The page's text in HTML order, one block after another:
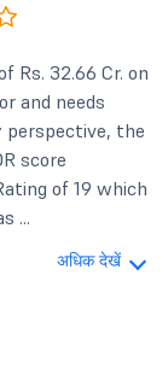
Rs. 32.66 Cr. on
and needs
perspective, the
score
of 19 which
...
अधिक देखें